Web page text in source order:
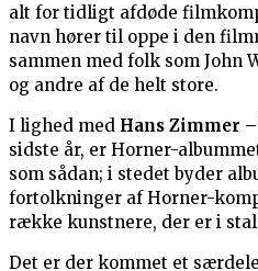
alt for tidligt afdøde
navn hører til oppe i den
sammen med folk som John
og andre af de helt store.
I lighed med Hans Zimmer
sidste år, er Horner-
som sådan; i stedet byder
fortolkninger af Horner-
række kunstnere, der er i
Det er der kommet et